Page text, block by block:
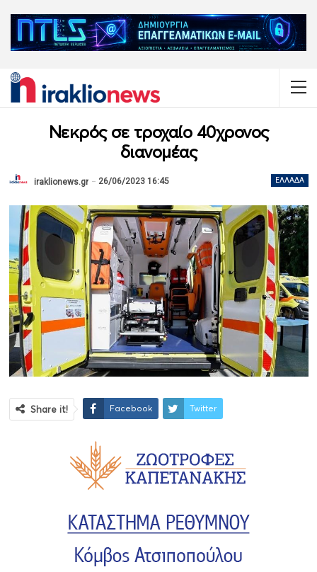
Νεκρός σε τροχαίο 40χρονος
διανομέας
ΕΛΛΆΔΑ
iraklionews.gr 26/06/2023 16:45
Share it! Facebook Twitter